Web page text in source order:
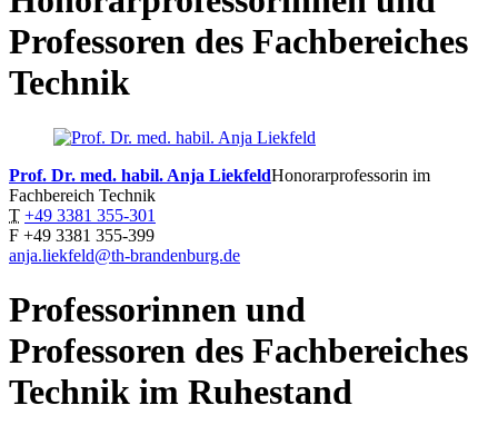
Professoren des Fachbereiches
Technik
Prof. Dr. med. habil. Anja LiekfeldHonorarprofessorin im
Fachbereich Technik
T +49 3381 355-301
F +49 3381 355-399
anja.liekfeld@th-brandenburg.de
Professorinnen und
Professoren des Fachbereiches
Technik im Ruhestand